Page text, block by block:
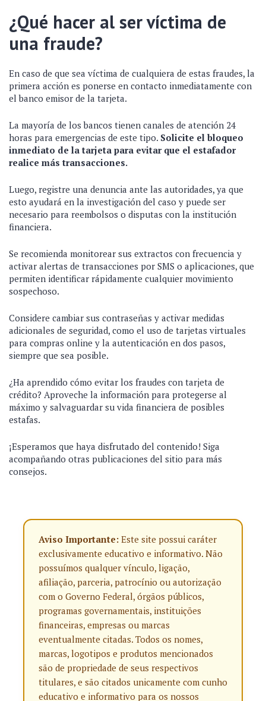
¿Qué hacer al ser víctima de
una fraude?
En caso de que sea víctima de cualquiera de estas fraudes, la
primera acción es ponerse en contacto inmediatamente con
el banco emisor de la tarjeta.
La mayoría de los bancos tienen canales de atención 24
horas para emergencias de este tipo. Solicite el bloqueo
inmediato de la tarjeta para evitar que el estafador
realice más transacciones.
Luego, registre una denuncia ante las autoridades, ya que
esto ayudará en la investigación del caso y puede ser
necesario para reembolsos o disputas con la institución
financiera.
Se recomienda monitorear sus extractos con frecuencia y
activar alertas de transacciones por SMS o aplicaciones, que
permiten identificar rápidamente cualquier movimiento
sospechoso.
Considere cambiar sus contraseñas y activar medidas
adicionales de seguridad, como el uso de tarjetas virtuales
para compras online y la autenticación en dos pasos,
siempre que sea posible.
¿Ha aprendido cómo evitar los fraudes con tarjeta de
crédito? Aproveche la información para protegerse al
máximo y salvaguardar su vida financiera de posibles
estafas.
¡Esperamos que haya disfrutado del contenido! Siga
acompañando otras publicaciones del sitio para más
consejos.
Aviso Importante: Este site possui caráter
exclusivamente educativo e informativo. Não
possuímos qualquer vínculo, ligação,
afiliação, parceria, patrocínio ou autorização
com o Governo Federal, órgãos públicos,
programas governamentais, instituições
financeiras, empresas ou marcas
eventualmente citadas. Todos os nomes,
marcas, logotipos e produtos mencionados
são de propriedade de seus respectivos
titulares, e são citados unicamente com cunho
educativo e informativo para os nossos